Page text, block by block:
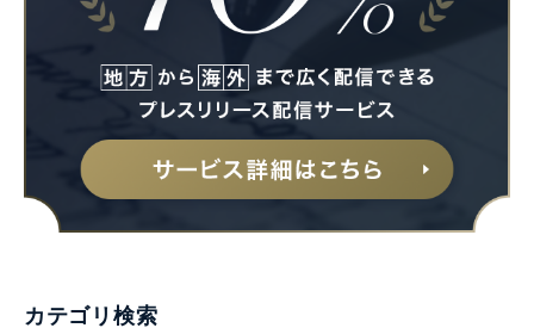
カテゴリ検索